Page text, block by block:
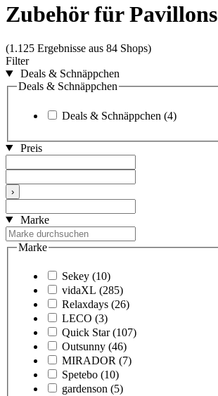
Zubehör für Pavillons
(1.125 Ergebnisse aus 84 Shops)
Filter
Deals & Schnäppchen
Deals & Schnäppchen
Deals & Schnäppchen (4)
Preis
›
Marke
Marke
Sekey (10)
vidaXL (285)
Relaxdays (26)
LECO (3)
Quick Star (107)
Outsunny (46)
MIRADOR (7)
Spetebo (10)
gardenson (5)